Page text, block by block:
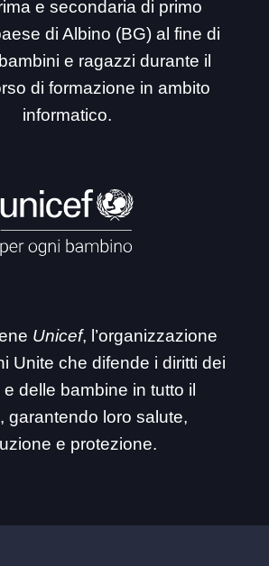
e secondaria di primo
di Albino (BG) al fine di
e ragazzi durante il
di formazione in ambito
informatico.
Unicef, l’organizzazione
Unite che difende i diritti dei
e delle bambine in tutto il
garantendo loro salute,
e protezione.